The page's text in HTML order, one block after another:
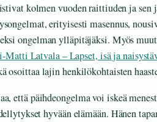
kolmen vuoden raittiuden ja sen
erityisesti masennus,
ongelman ylläpitäjäksi. Myös
Matti Latvala – Lapset, isä ja
osoittaa lajin henkilökohtaisten
että päihdeongelma voi iskeä
hyvään elämään. Hänen